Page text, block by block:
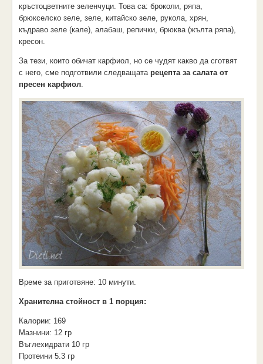
кръстоцветните зеленчуци. Това са: броколи, ряпа,
брюкселско зеле, зеле, китайско зеле, рукола, хрян,
къдраво зеле (кале), алабаш, репички, брюква (жълта ряпа),
кресон.
За тези, които обичат карфиол, но се чудят какво да сготвят
с него, сме подготвили следващата рецепта за салата от
пресен карфиол.
Време за приготвяне: 10 минути.
Хранителна стойност в 1 порция:
Калории: 169
Мазнини: 12 гр
Въглехидрати 10 гр
Протеини 5.3 гр